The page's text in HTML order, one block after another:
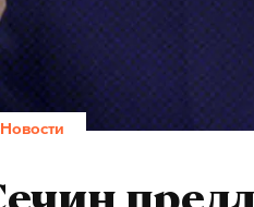
Новости